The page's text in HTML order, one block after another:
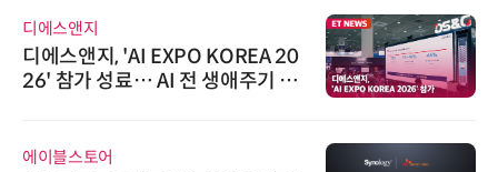
디에스앤지
디에스앤지, 'AI EXPO KOREA 20
26' 참가 성료… AI 전 생애주기 아
에이블스토어